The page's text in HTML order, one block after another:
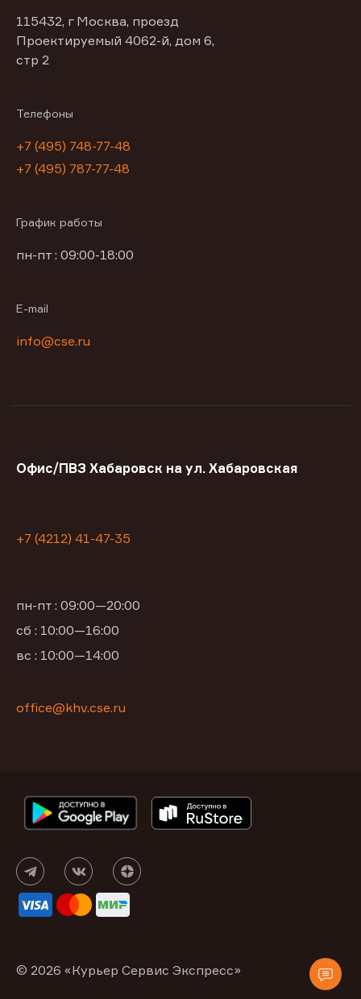
115432, г Москва, проезд
Проектируемый 4062-й, дом 6,
стр 2
Телефоны
+7 (495) 748-77-48
+7 (495) 787-77-48
График работы
пн-пт : 09:00-18:00
E-mail
info@cse.ru
Офис/ПВЗ Хабаровск на ул. Хабаровская
+7 (4212) 41-47-35
пн-пт : 09:00—20:00
сб : 10:00—16:00
вс : 10:00—14:00
office@khv.cse.ru
© 2026 «Курьер Сервис Экспресс»